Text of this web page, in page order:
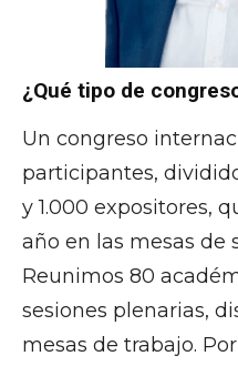
¿Qué tipo de
Un congreso
participantes,
y 1.000 expositores,
año en las mesas de
Reunimos 80
sesiones plenarias,
mesas de trabajo.